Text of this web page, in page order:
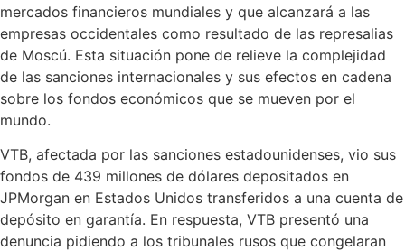
mercados financieros mundiales y que alcanzará a las
empresas occidentales como resultado de las represalias
de Moscú. Esta situación pone de relieve la complejidad
de las sanciones internacionales y sus efectos en cadena
sobre los fondos económicos que se mueven por el
mundo.
VTB, afectada por las sanciones estadounidenses, vio sus
fondos de 439 millones de dólares depositados en
JPMorgan en Estados Unidos transferidos a una cuenta de
depósito en garantía. En respuesta, VTB presentó una
denuncia pidiendo a los tribunales rusos que congelaran